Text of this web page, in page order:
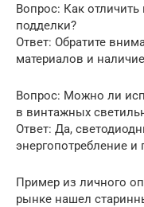
Вопрос: Как
подделки?
Ответ: Обратите
материалов и
Вопрос: Можно ли
в винтажных
Ответ: Да,
энергопотребление
Пример из личного
рынке нашел